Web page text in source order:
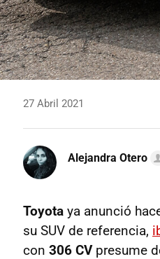
27 Abril 2021
Alejandra Otero
Toyota ya anunció
su SUV de referencia,
con 306 CVpresume